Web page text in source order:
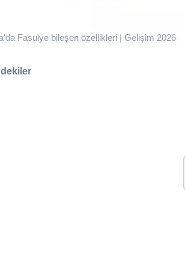
Fasulye bileşen özellikleri | Gelişim 2026